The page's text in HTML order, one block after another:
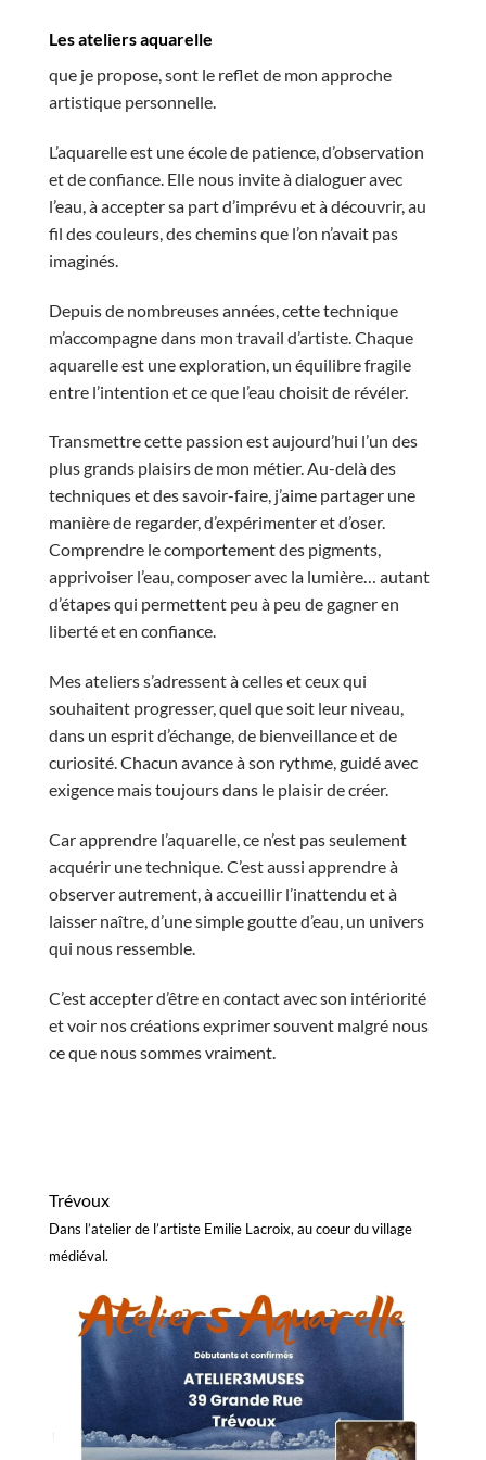
Les ateliers aquarelle
que je propose, sont le reflet de mon approche
artistique personnelle.
L’aquarelle est une école de patience, d’observation
et de confiance. Elle nous invite à dialoguer avec
l’eau, à accepter sa part d’imprévu et à découvrir, au
fil des couleurs, des chemins que l’on n’avait pas
imaginés.
Depuis de nombreuses années, cette technique
m’accompagne dans mon travail d’artiste. Chaque
aquarelle est une exploration, un équilibre fragile
entre l’intention et ce que l’eau choisit de révéler.
Transmettre cette passion est aujourd’hui l’un des
plus grands plaisirs de mon métier. Au-delà des
techniques et des savoir-faire, j’aime partager une
manière de regarder, d’expérimenter et d’oser.
Comprendre le comportement des pigments,
apprivoiser l’eau, composer avec la lumière… autant
d’étapes qui permettent peu à peu de gagner en
liberté et en confiance.
Mes ateliers s’adressent à celles et ceux qui
souhaitent progresser, quel que soit leur niveau,
dans un esprit d’échange, de bienveillance et de
curiosité. Chacun avance à son rythme, guidé avec
exigence mais toujours dans le plaisir de créer.
Car apprendre l’aquarelle, ce n’est pas seulement
acquérir une technique. C’est aussi apprendre à
observer autrement, à accueillir l’inattendu et à
laisser naître, d’une simple goutte d’eau, un univers
qui nous ressemble.
C’est accepter d’être en contact avec son intériorité
et voir nos créations exprimer souvent malgré nous
ce que nous sommes vraiment.
Trévoux
Dans l’atelier de l’artiste Emilie Lacroix, au coeur du village
médiéval.